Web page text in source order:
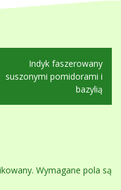
Indyk faszerowany
suszonymi pomidorami i
bazylią
Wymagane pola są